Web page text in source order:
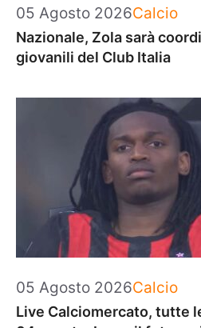
05 Agosto 2026Categorie
Calcio
Nazionale, Zola sarà
giovanili del Club Italia
05 Agosto 2026Categorie
Calcio
Live Calciomercato, tutte